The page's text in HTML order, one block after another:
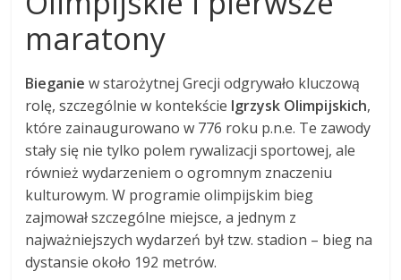
maratony
Bieganie w starożytnej Grecji odgrywało kluczową
rolę, szczególnie w kontekście Igrzysk Olimpijskich,
które zainaugurowano w 776 roku p.n.e. Te zawody
stały się nie tylko polem rywalizacji sportowej, ale
również wydarzeniem o ogromnym znaczeniu
kulturowym. W programie olimpijskim bieg
zajmował szczególne miejsce, a jednym z
najważniejszych wydarzeń był tzw. stadion – bieg na
dystansie około 192 metrów.